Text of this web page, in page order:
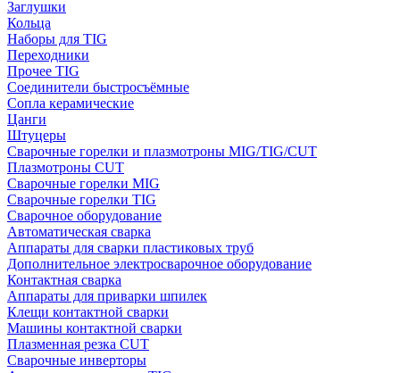
Заглушки
Кольца
Наборы для TIG
Переходники
Прочее TIG
Соединители быстросъёмные
Сопла керамические
Цанги
Штуцеры
Сварочные горелки и плазмотроны MIG/TIG/CUT
Плазмотроны CUT
Сварочные горелки MIG
Сварочные горелки TIG
Сварочное оборудование
Автоматическая сварка
Аппараты для сварки пластиковых труб
Дополнительное электросварочное оборудование
Контактная сварка
Аппараты для приварки шпилек
Клещи контактной сварки
Машины контактной сварки
Плазменная резка CUT
Сварочные инверторы